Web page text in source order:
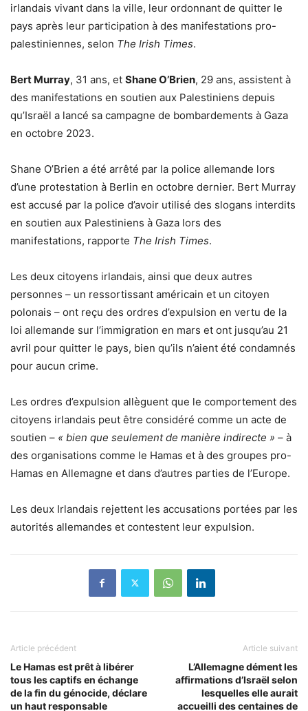
irlandais vivant dans la ville, leur ordonnant de quitter le
pays après leur participation à des manifestations pro-
palestiniennes, selon The Irish Times.
Bert Murray, 31 ans, et Shane O’Brien, 29 ans, assistent à
des manifestations en soutien aux Palestiniens depuis
qu’Israël a lancé sa campagne de bombardements à Gaza
en octobre 2023.
Shane O’Brien a été arrêté par la police allemande lors
d’une protestation à Berlin en octobre dernier. Bert Murray
est accusé par la police d’avoir utilisé des slogans interdits
en soutien aux Palestiniens à Gaza lors des
manifestations, rapporte The Irish Times.
Les deux citoyens irlandais, ainsi que deux autres
personnes – un ressortissant américain et un citoyen
polonais – ont reçu des ordres d’expulsion en vertu de la
loi allemande sur l’immigration en mars et ont jusqu’au 21
avril pour quitter le pays, bien qu’ils n’aient été condamnés
pour aucun crime.
Les ordres d’expulsion allèguent que le comportement des
citoyens irlandais peut être considéré comme un acte de
soutien – « bien que seulement de manière indirecte » – à
des organisations comme le Hamas et à des groupes pro-
Hamas en Allemagne et dans d’autres parties de l’Europe.
Les deux Irlandais rejettent les accusations portées par les
autorités allemandes et contestent leur expulsion.
Article précédent
Le Hamas est prêt à libérer
tous les captifs en échange
de la fin du génocide, déclare
un haut responsable
Article suivant
L’Allemagne dément les
affirmations d’Israël selon
lesquelles elle aurait
accueilli des centaines de